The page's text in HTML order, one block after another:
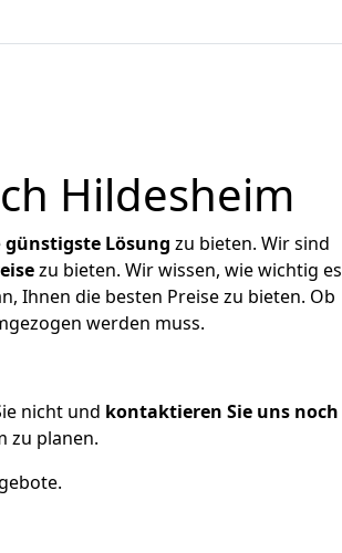
Hildesheim
günstigste Lösung zu bieten. Wir sind
zu bieten. Wir wissen, wie wichtig es
Ihnen die besten Preise zu bieten. Ob
werden muss.
nicht und kontaktieren Sie uns noch
zu planen.